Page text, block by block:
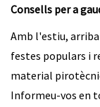
Consells per a
Amb l'estiu,
festes populars i
material
Informeu-vos en